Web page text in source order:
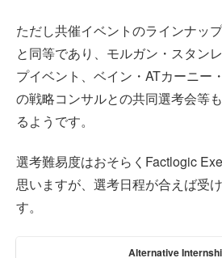
ただし共催イベントのラインナッ
と同等であり、モルガン・スタン
プイベント、ベイン・ATカーニー
の戦略コンサルとの共同選考会等
るようです。
選考難易度はおそらくFactlogic
思いますが、選考日程が合えば受
す。
Alternative